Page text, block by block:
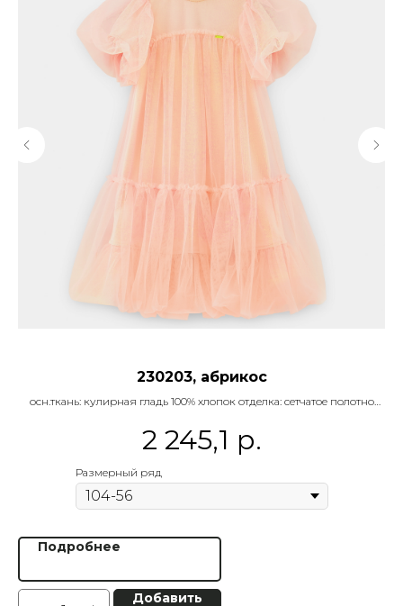
230203, абрикос
осн.ткань: кулирная гладь 100% хлопок отделка: сетчатое полотно
Название: платье
Микросезон:праздники
Дата отгрузки:
2 245,1 р.
Размерный ряд
Подробнее
Добавить